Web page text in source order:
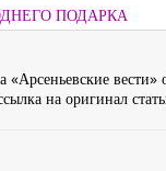
ПОДАРКА
вести»
на оригинал